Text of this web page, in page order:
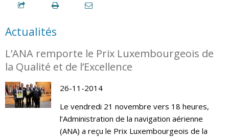
Actualités
L’ANA remporte le Prix Luxembourgeois de
la Qualité et de l’Excellence
26-11-2014
Le vendredi 21 novembre vers 18 heures,
l’Administration de la navigation aérienne
(ANA) a reçu le Prix Luxembourgeois de la